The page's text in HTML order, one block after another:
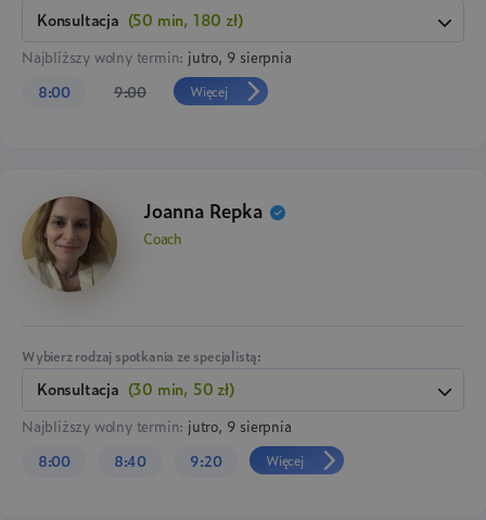
konsultacja (50 min, 180 zł)
Najbliższy wolny termin: jutro, 9 sierpnia
8:00
9:00 Więcej
Joanna Repka
Coach
Wybierz rodzaj spotkania ze specjalistą:
konsultacja (30 min, 50 zł)
Najbliższy wolny termin: jutro, 9 sierpnia
8:00
8:40 9:20 Więcej